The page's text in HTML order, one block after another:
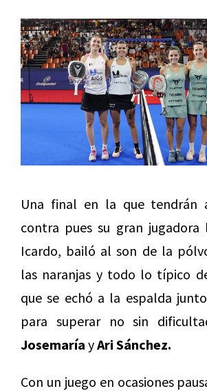
Una final en la que tendrán
contra pues su gran jugadora
Icardo, bailó al son de la
las naranjas y todo lo típico
que se echó a la espalda
para superar no sin
Josemaría yAri Sánchez.
Con un juego en ocasiones